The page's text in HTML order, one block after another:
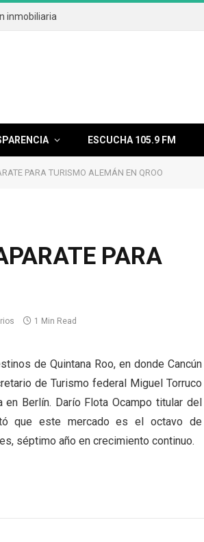
inmobiliaria
ESCUCHA 105.9 FM
PARA TURISMO ALEMÁN EN QROO
PARA
1 Min Read
de Quintana Roo, en donde Cancún
de Turismo federal Miguel Torruco
Berlín. Darío Flota Ocampo titular del
que este mercado es el octavo de
séptimo año en crecimiento continuo.